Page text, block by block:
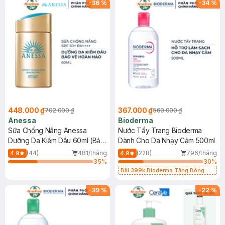
-36 %
448.000 ₫702.000 ₫
Anessa
Sữa Chống Nắng Anessa
Dưỡng Da Kiềm Dầu 60ml (Bản
Mới)
4.9 (44)
481/tháng
35%
-34 %
367.000 ₫560.000 ₫
Bioderma
Nước Tẩy Trang Bioderma
Dành Cho Da Nhạy Cảm 500ml
4.9 (228)
796/tháng
30%
Bill 399k Bioderma Tặng Bông
-39 % -22 %